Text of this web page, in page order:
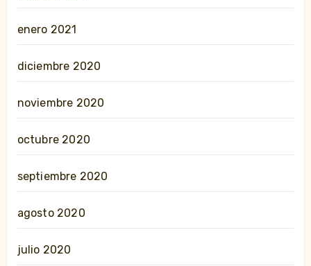
enero 2021
diciembre 2020
noviembre 2020
octubre 2020
septiembre 2020
agosto 2020
julio 2020